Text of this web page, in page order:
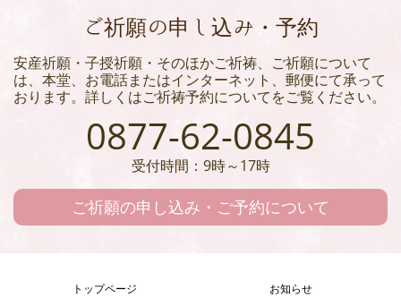
ご祈願の申し込み・予約
安産祈願・子授祈願・そのほかご祈祷、ご祈願について
は、本堂、お電話またはインターネット、郵便にて承って
おります。詳しくはご祈祷予約についてをご覧ください。
0877-62-0845
受付時間：9時～17時
ご祈願の申し込み・ご予約について
トップページ お知らせ